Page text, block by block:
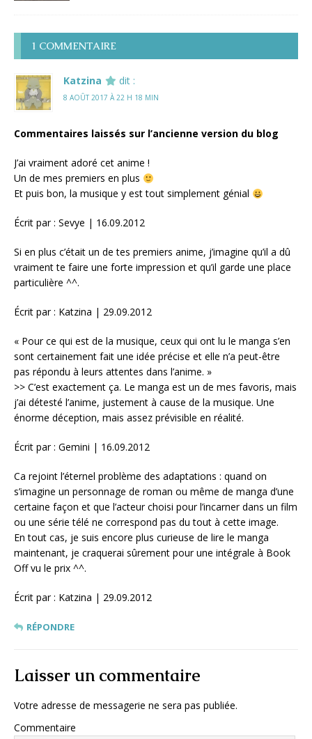
1 COMMENTAIRE
Katzina dit :
8 AOÛT 2017 À 22 H 18 MIN
Commentaires laissés sur l’ancienne version du blog
J’ai vraiment adoré cet anime !
Un de mes premiers en plus
Et puis bon, la musique y est tout simplement génial
Écrit par : Sevye | 16.09.2012
Si en plus c’était un de tes premiers anime, j’imagine qu’il a dû
vraiment te faire une forte impression et qu’il garde une place
particulière ^^.
Écrit par : Katzina | 29.09.2012
« Pour ce qui est de la musique, ceux qui ont lu le manga s’en
sont certainement fait une idée précise et elle n’a peut-être
pas répondu à leurs attentes dans l’anime. »
>> C’est exactement ça. Le manga est un de mes favoris, mais
j’ai détesté l’anime, justement à cause de la musique. Une
énorme déception, mais assez prévisible en réalité.
Écrit par : Gemini | 16.09.2012
Ca rejoint l’éternel problème des adaptations : quand on
s’imagine un personnage de roman ou même de manga d’une
certaine façon et que l’acteur choisi pour l’incarner dans un film
ou une série télé ne correspond pas du tout à cette image.
En tout cas, je suis encore plus curieuse de lire le manga
maintenant, je craquerai sûrement pour une intégrale à Book
Off vu le prix ^^.
Écrit par : Katzina | 29.09.2012
RÉPONDRE
Laisser un commentaire
Votre adresse de messagerie ne sera pas publiée.
Commentaire